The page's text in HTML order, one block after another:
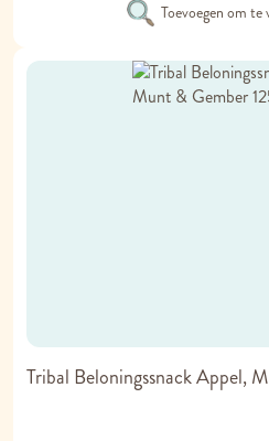
Toevoegen om te
Tribal Beloningssnack Appel,